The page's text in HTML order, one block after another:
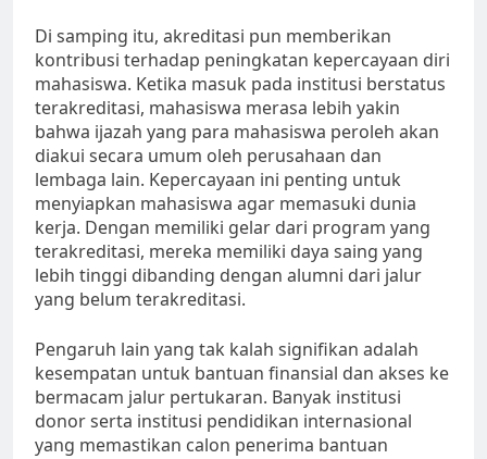
Di samping itu, akreditasi pun memberikan
kontribusi terhadap peningkatan kepercayaan diri
mahasiswa. Ketika masuk pada institusi berstatus
terakreditasi, mahasiswa merasa lebih yakin
bahwa ijazah yang para mahasiswa peroleh akan
diakui secara umum oleh perusahaan dan
lembaga lain. Kepercayaan ini penting untuk
menyiapkan mahasiswa agar memasuki dunia
kerja. Dengan memiliki gelar dari program yang
terakreditasi, mereka memiliki daya saing yang
lebih tinggi dibanding dengan alumni dari jalur
yang belum terakreditasi.
Pengaruh lain yang tak kalah signifikan adalah
kesempatan untuk bantuan finansial dan akses ke
bermacam jalur pertukaran. Banyak institusi
donor serta institusi pendidikan internasional
yang memastikan calon penerima bantuan